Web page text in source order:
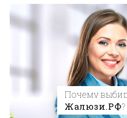
Почему
Жалюзи.РФ?